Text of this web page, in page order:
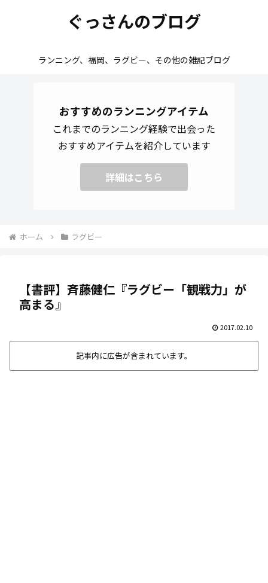
ぐっさんのブログ
ランニング、福岡、ラグビー、その他の雑記ブログ
おすすめのランニングアイテム
これまでのランニング経験で出会った
おすすめアイテムを紹介しています
詳細はこちら
ホーム ラグビー
【書評】斉藤健仁『ラグビー「観戦力」が
高まる』
2017.02.10
記事内に広告が含まれています。